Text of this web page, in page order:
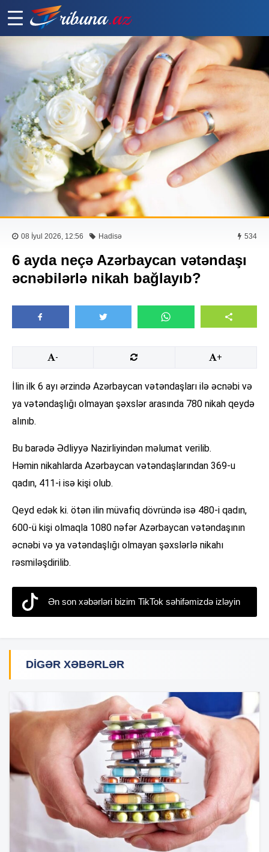
08 İyul 2026, 12:56 Hadisə 534
6 ayda neçə Azərbaycan vətəndaşı
əcnəbilərlə nikah bağlayıb?
- +
İlin ilk 6 ayı ərzində Azərbaycan vətəndaşları ilə əcnəbi və
ya vətəndaşlığı olmayan şəxslər arasında 780 nikah qeydə
alınıb.
Bu barədə Ədliyyə Nazirliyindən məlumat verilib.
Həmin nikahlarda Azərbaycan vətəndaşlarından 369-u
qadın, 411-i isə kişi olub.
Qeyd edək ki. ötən ilin müvafiq dövründə isə 480-i qadın,
600-ü kişi olmaqla 1080 nəfər Azərbaycan vətəndaşının
əcnəbi və ya vətəndaşlığı olmayan şəxslərlə nikahı
rəsmiləşdirilib.
Ən son xəbərləri bizim TikTok səhifəmizdə izləyin
DIGƏR XƏBƏRLƏR